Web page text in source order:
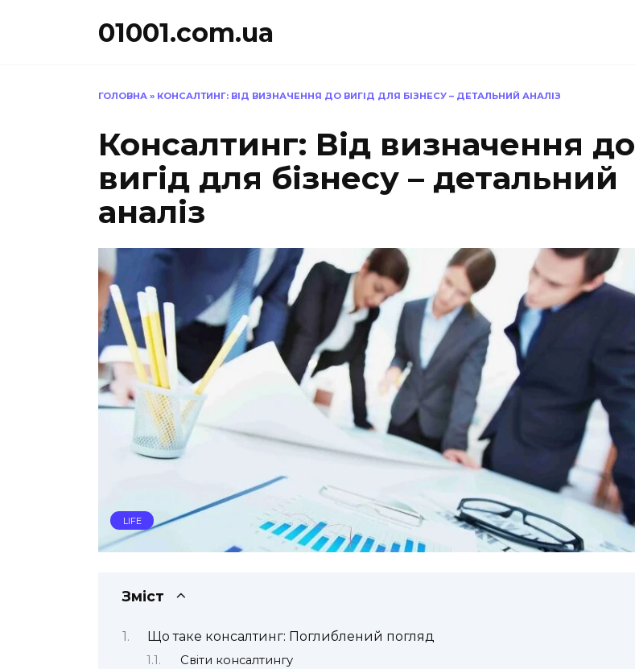
01001.com.ua
ГОЛОВНА » КОНСАЛТИНГ: ВІД ВИЗНАЧЕННЯ ДО ВИГІД ДЛЯ БІЗНЕСУ – ДЕТАЛЬНИЙ АНАЛІЗ
Консалтинг: Від визначення до
вигід для бізнесу – детальний
аналіз
LIFE
Зміст
Що таке консалтинг: Поглиблений погляд
Світи консалтингу